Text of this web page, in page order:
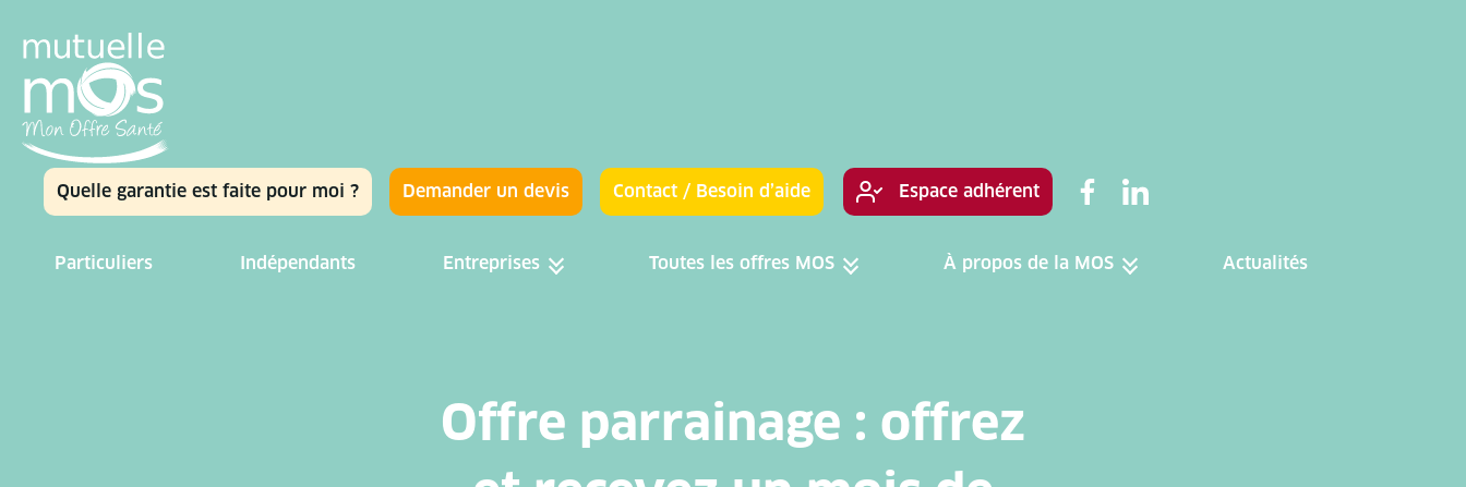
Quelle garantie est faite pour moi ? Demander un devis Contact / Besoin d’aide Espace adhérent
Particuliers Indépendants Entreprises Toggle menu Toutes les offres MOS Toggle menu À propos de la MOS Toggle menu Actualités
Offre parrainage : offrez